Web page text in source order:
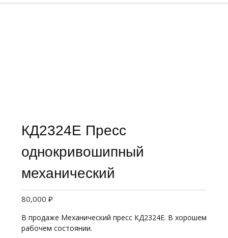
КД2324Е Пресс
однокривошипный
механический
80,000 ₽
В продаже Механический пресс КД2324Е. В хорошем
рабочем состоянии.